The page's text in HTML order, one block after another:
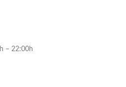
– 22:00h